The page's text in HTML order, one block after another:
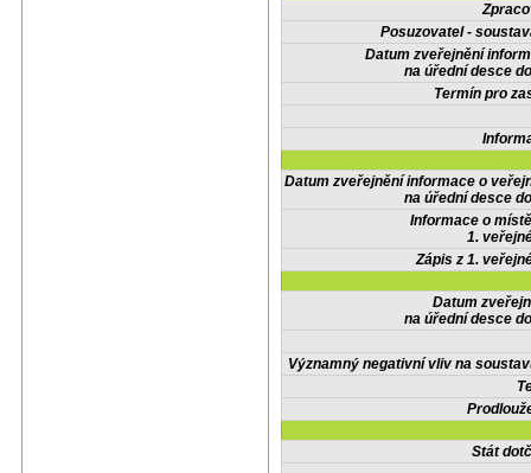
Posuzovatel -
Datum zveřejnění
na úřední desce
Termín pro
Datum zveřejnění informace o
na úřední desce
Informace o
1.
Zápis z 1.
Datum
na úřední desce
Významný negativní vliv na
Stát